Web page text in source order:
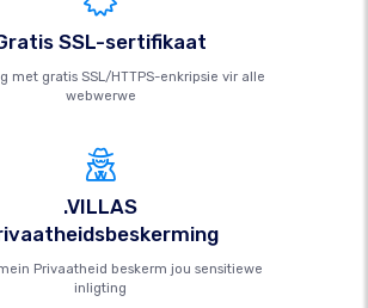
SSL-sertifikaat
met gratis SSL/HTTPS-enkripsie vir alle
webwerwe
.VILLAS
Privaatheid beskerm jou sensitiewe
inligting